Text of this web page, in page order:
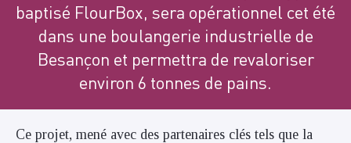
baptisé FlourBox, sera opérationnel cet été
dans une boulangerie industrielle de
Besançon et permettra de revaloriser
environ 6 tonnes de pains.
Ce projet, mené avec des partenaires clés tels que la